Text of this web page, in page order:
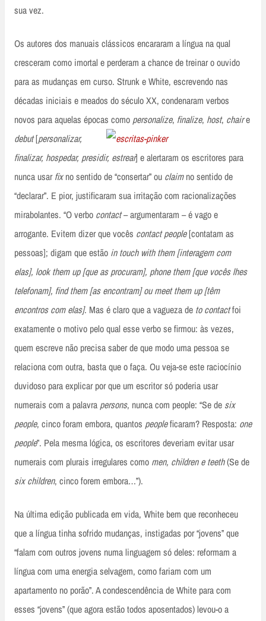
sua vez.
Os autores dos manuais clássicos encararam a língua na qual
cresceram como imortal e perderam a chance de treinar o ouvido
para as mudanças em curso. Strunk e White, escrevendo nas
décadas iniciais e meados do século XX, condenaram verbos
novos para aquelas épocas como personalize, finalize, host, chaire
debut[personalizar,
finalizar, hospedar, presidir, estrear] e alertaram os escritores para
nunca usarfixno sentido de “consertar” ou claimno sentido de
“declarar”. E pior, justificaram sua irritação com racionalizações
mirabolantes. “O verbo contact– argumentaram – é vago e
arrogante. Evitem dizer que vocês contact people[contatam as
pessoas]; digam que estão in touch with them [interagem com
elas], look them up [que as procuram], phone them [que vocês lhes
telefonam], find them [as encontram] ou meet them up [têm
encontros com elas]. Mas é claro que a vagueza de to contactfoi
exatamente o motivo pelo qual esse verbo se firmou: às vezes,
quem escreve não precisa saber de que modo uma pessoa se
relaciona com outra, basta que o faça. Ou veja-se este raciocínio
duvidoso para explicar por que um escritor só poderia usar
numerais com a palavra persons, nunca com people: “Se de six
people, cinco foram embora, quantos peopleficaram? Resposta: one
people”. Pela mesma lógica, os escritores deveriam evitar usar
numerais com plurais irregulares como men, children e teeth(Se de
six children, cinco forem embora…”).
Na última edição publicada em vida, White bem que reconheceu
que a língua tinha sofrido mudanças, instigadas por “jovens” que
“falam com outros jovens numa linguagem só deles: reformam a
língua com uma energia selvagem, como fariam com um
apartamento no porão”. A condescendência de White para com
esses “jovens” (que agora estão todos aposentados) levou-o a